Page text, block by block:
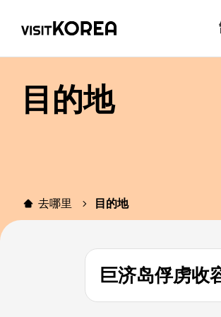
目的地
去哪里 目的地
巨济岛俘虏收